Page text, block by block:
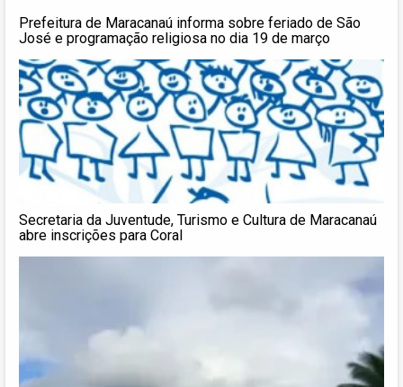
Prefeitura de Maracanaú informa sobre feriado de São
José e programação religiosa no dia 19 de março
Secretaria da Juventude, Turismo e Cultura de Maracanaú
abre inscrições para Coral